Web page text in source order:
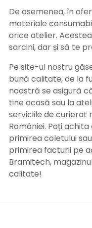
De asemenea, în
materiale
orice atelier.
sarcini, dar și să te
Pe site-ul nostru
bună calitate, de la
noastră se asigură
tine acasă sau la
serviciile de curierat
României. Poți
primirea coletului
primirea facturii pe
Bramitech,
calitate!